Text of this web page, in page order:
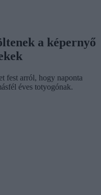
a képernyő
fest arról, hogy naponta
éves totyogónak.